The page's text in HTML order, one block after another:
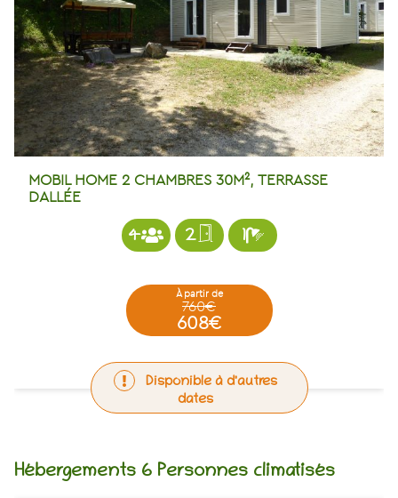
MOBIL HOME 2 CHAMBRES 30M², TERRASSE
DALLÉE
4 2 1
Disponible à d'autres
dates
à partir de
760€
608€
Hébergements 6 Personnes climatisés